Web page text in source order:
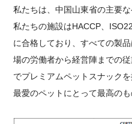
私たちは、中国山東省の主要
私たちの施設はHACCP、
に合格しており、すべての製
場の労働者から経営陣までの
でプレミアムペットスナック
最愛のペットにとって最高の